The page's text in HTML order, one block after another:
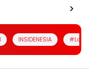
INSIDENESIA